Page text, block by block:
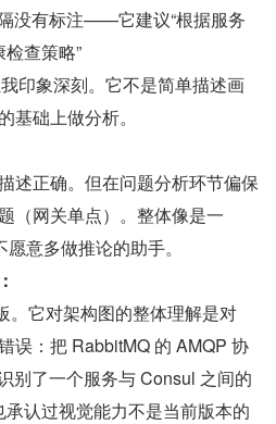
没有标注——它建议“根据服务
查策略”
印象深刻。它不是简单描述画
基础上做分析。
述正确。但在问题分析环节偏保
（网关单点）。整体像是一
意多做推论的助手。
。它对架构图的整体理解是对
误：把 RabbitMQ 的 AMQP 协
别了一个服务与 Consul 之间的
认过视觉能力不是当前版本的